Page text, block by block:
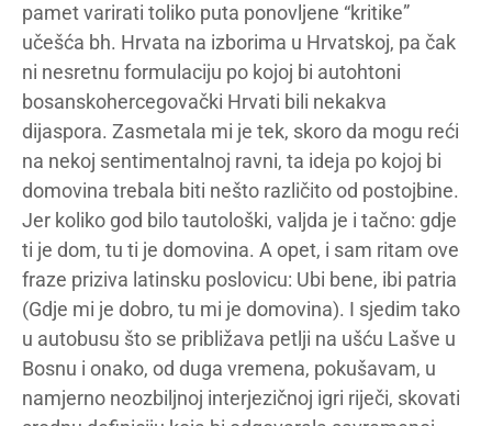
pamet varirati toliko puta ponovljene “kritike”
učešća bh. Hrvata na izborima u Hrvatskoj, pa čak
ni nesretnu formulaciju po kojoj bi autohtoni
bosanskohercegovački Hrvati bili nekakva
dijaspora. Zasmetala mi je tek, skoro da mogu reći
na nekoj sentimentalnoj ravni, ta ideja po kojoj bi
domovina trebala biti nešto različito od postojbine.
Jer koliko god bilo tautološki, valjda je i tačno: gdje
ti je dom, tu ti je domovina. A opet, i sam ritam ove
fraze priziva latinsku poslovicu: Ubi bene, ibi patria
(Gdje mi je dobro, tu mi je domovina). I sjedim tako
u autobusu što se približava petlji na ušću Lašve u
Bosnu i onako, od duga vremena, pokušavam, u
namjerno neozbiljnoj interjezičnoj igri riječi, skovati